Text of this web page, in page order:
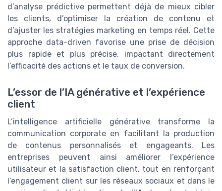
d’analyse prédictive permettent déjà de mieux cibler
les clients, d’optimiser la création de contenu et
d’ajuster les stratégies marketing en temps réel. Cette
approche data-driven favorise une prise de décision
plus rapide et plus précise, impactant directement
l’efficacité des actions et le taux de conversion.
L’essor de l’IA générative et l’expérience
client
L’intelligence artificielle générative transforme la
communication corporate en facilitant la production
de contenus personnalisés et engageants. Les
entreprises peuvent ainsi améliorer l’expérience
utilisateur et la satisfaction client, tout en renforçant
l’engagement client sur les réseaux sociaux et dans le